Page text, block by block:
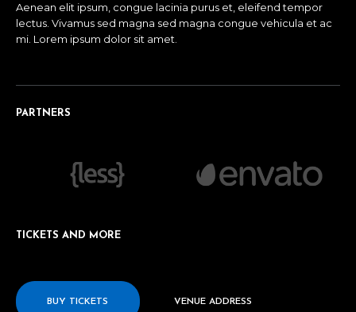
Aenean elit ipsum, congue lacinia purus et, eleifend tempor
lectus. Vivamus sed magna sed magna congue vehicula et ac
mi. Lorem ipsum dolor sit amet.
PARTNERS
TICKETS AND MORE
BUY TICKETS VENUE ADDRESS